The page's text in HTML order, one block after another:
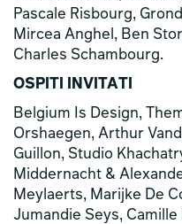
Pascale Risbourg,
Mircea Anghel, Ben
Charles Schambourg.
OSPITI INVITATI
Belgium Is Design,
Orshaegen, Arthur
Guillon, Studio
Middernacht &
Meylaerts, Marijke De
Jumandie Seys,